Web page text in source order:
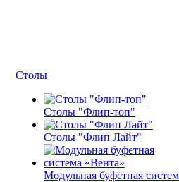
Столы
Столы "Флип-топ"
Столы "Флип Лайт"
Модульная буфетная